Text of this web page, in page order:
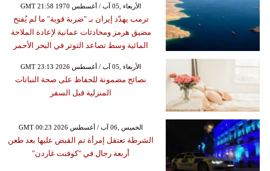
GMT 21:58 1970 الأربعاء ,05 آب / أغسطس
ترمب يهدّد إيران بـ "ضربة قوية" ما لم يُفتح
مضيق هرمز ومحادثات عمانية لإعادة الملاحة
المائية وسط تصاعد التوتر في البحر الأحمر
GMT 23:13 2026 الأربعاء ,05 آب / أغسطس
نصائح مضمونة للحفاظ على صحة النباتات
المنزلية قبل السفر
GMT 00:23 2026 الخميس ,06 آب / أغسطس
الشرطة تعتقل إمرأة تم القبض عليها بعد طعن
أربعة رجال في "كوفنت غاردن"